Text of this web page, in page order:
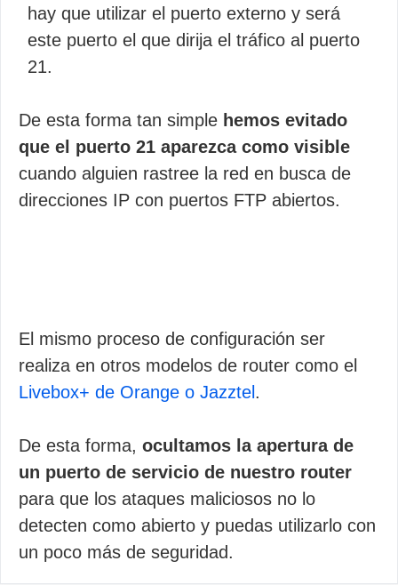
hay que utilizar el puerto externo y será
este puerto el que dirija el tráfico al puerto
21.
De esta forma tan simple hemos evitado
que el puerto 21 aparezca como visible
cuando alguien rastree la red en busca de
direcciones IP con puertos FTP abiertos.
El mismo proceso de configuración ser
realiza en otros modelos de router como el
Livebox+ de Orange o Jazztel .
De esta forma, ocultamos la apertura de
un puerto de servicio de nuestro router
para que los ataques maliciosos no lo
detecten como abierto y puedas utilizarlo con
un poco más de seguridad.